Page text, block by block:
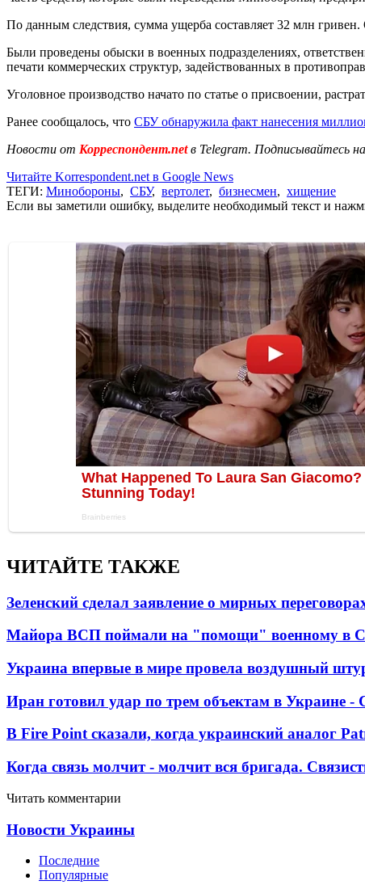
По данным следствия, сумма ущерба составляет 32 млн
Были проведены обыски в военных подразделениях,
печати коммерческих структур, задействованных в
Уголовное производство начато по статье о присвоении,
Ранее сообщалось, что СБУ обнаружила факт нанесения
Новости от Корреспондент.netв Telegram. Подписывайтесь
Читайте Korrespondent.net в Google News
ТЕГИ: Минобороны, СБУ, вертолет, бизнесмен, хищение
Если вы заметили ошибку, выделите необходимый текст и
ЧИТАЙТЕ ТАКЖЕ
Зеленский сделал заявление о мирных
Майора ВСП поймали на "помощи" военному в
Украина впервые в мире провела воздушный
Иран готовил удар по трем объектам в Украине
В Fire Point сказали, когда украинский аналог
Когда связь молчит - молчит вся бригада.
Читать комментарии
Новости Украины
Последние
Популярные